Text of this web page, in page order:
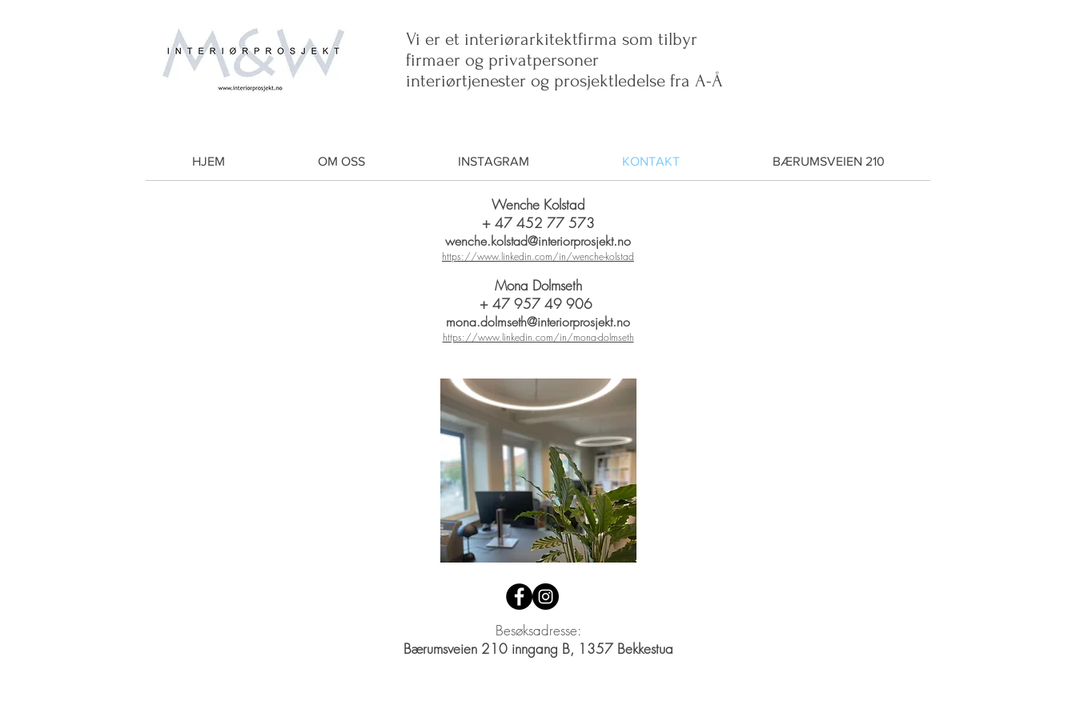
Vi er et interiørarkitektfirma som tilbyr
firmaer og privatpersoner
interiørtjenester og prosjektledelse fra A-Å
HJEM OM OSS INSTAGRAM KONTAKT BÆRUMSVEIEN 210
Wenche Kolstad
+ 47 452 77 573
wenche.kolstad@interiorprosjekt.no
https://www.linkedin.com/in/wenche-kolstad
Mona Dolmseth
+ 47 957 49 906
mona.dolmseth@interiorprosjekt.no
https://www.linkedin.com/in/mona-dolmseth
Besøksadresse:
Bærumsveien 210 inngang B, 1357 Bekkestua